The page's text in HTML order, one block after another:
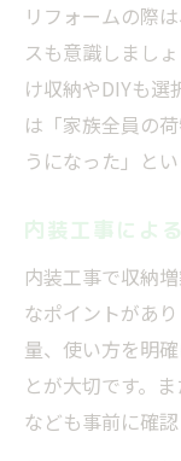
リフォームの際
スも意識しまし
け収納やDIYも選
は「家族全員の
うになった」と
内装工事によ
内装工事で収納
なポイントがあ
量、使い方を明
とが大切です。
なども事前に確認